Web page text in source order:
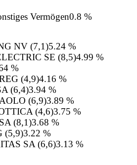
Vermögen0.8 %
NV (7,1)5.24 %
SE (8,5)4.99 %
%
(4,9)4.16 %
(6,4)3.94 %
(6,9)3.89 %
(4,6)3.75 %
(8,1)3.68 %
(5,9)3.22 %
SA (6,6)3.13 %